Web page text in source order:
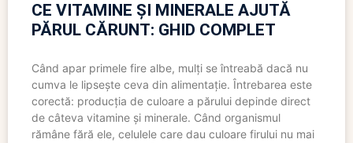
CE VITAMINE ȘI MINERALE AJUTĂ
PĂRUL CĂRUNT: GHID COMPLET
Când apar primele fire albe, mulți se întreabă dacă nu
cumva le lipsește ceva din alimentație. Întrebarea este
corectă: producția de culoare a părului depinde direct
de câteva vitamine și minerale. Când organismul
rămâne fără ele, celulele care dau culoare firului nu mai